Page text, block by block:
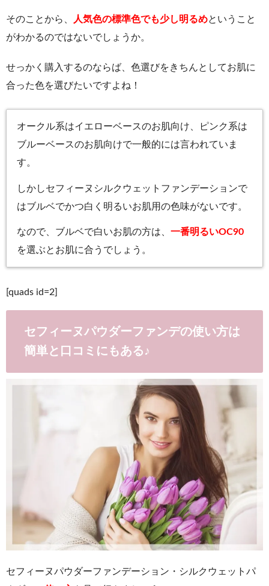
そのことから、 人気色の標準色でも少し明るめということ
がわかるのではないでしょうか。
せっかく購入するのならば、色選びをきちんとしてお肌に
合った色を選びたいですよね！
オークル系はイエローベースのお肌向け、ピンク系は
ブルーベースのお肌向けで一般的には言われていま
す。
しかしセフィーヌシルクウェットファンデーションで
はブルベでかつ白く明るいお肌用の色味がないです。
なので、ブルベで白いお肌の方は、一番明るいOC90
を選ぶとお肌に合うでしょう。
[quads id=2]
セフィーヌパウダーファンデの使い方は
簡単と口コミにもある♪
セフィーヌパウダーファンデーション・シルクウェットパ